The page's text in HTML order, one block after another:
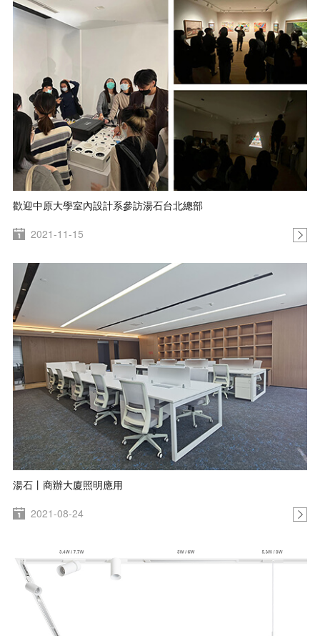
歡迎中原大學室內設計系參訪湯石台北總部
2021-11-15
湯石丨商辦大廈照明應用
2021-08-24